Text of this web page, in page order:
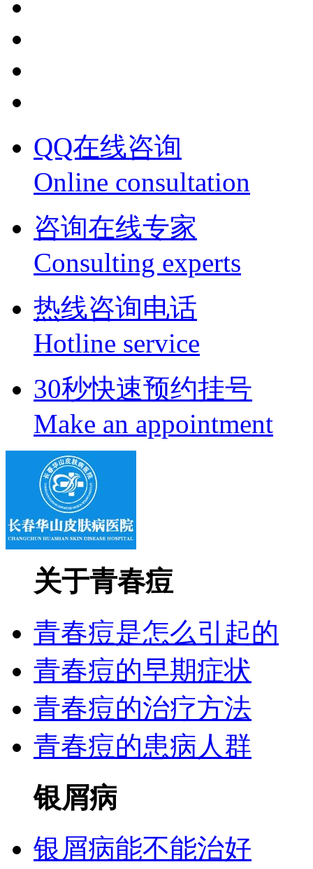
QQ在线咨询
Online consultation
咨询在线专家
Consulting experts
热线咨询电话
Hotline service
30秒快速预约挂号
Make an appointment
关于青春痘
青春痘是怎么引起的
青春痘的早期症状
青春痘的治疗方法
青春痘的患病人群
银屑病
银屑病能不能治好